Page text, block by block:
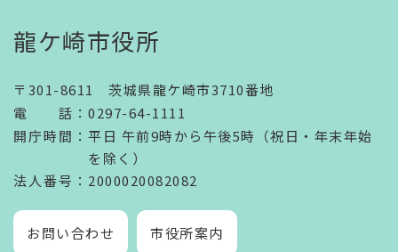
龍ケ崎市役所
〒301-8611 茨城県龍ケ崎市3710番地
電話 ： 0297-64-1111
開庁時間 ： 平日 午前9時から午後5時（祝日・年末年始
を除く）
法人番号 ：2000020082082
お問い合わせ 市役所案内